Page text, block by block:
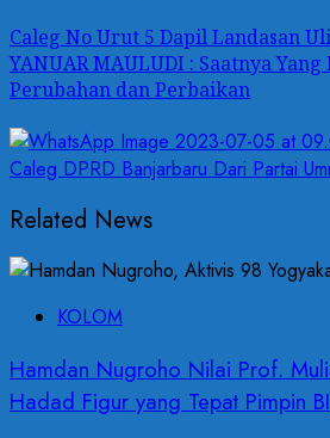
Caleg No Urut 5 Dapil Landasan
YANUAR MAULUDI : Saatnya
Perubahan dan Perbaikan
Related News
KOLOM
Hamdan Nugroho Nilai Prof.
Hadad Figur yang Tepat Pimpin BI